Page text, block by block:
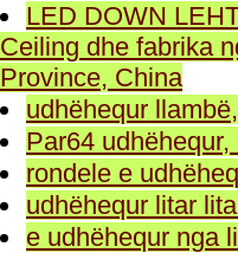
LED DOWN
Ceiling dhe fabrika
Province, China
udhëhequr
Par64
rondele e
udhëhequr litar
e udhëhequr nga